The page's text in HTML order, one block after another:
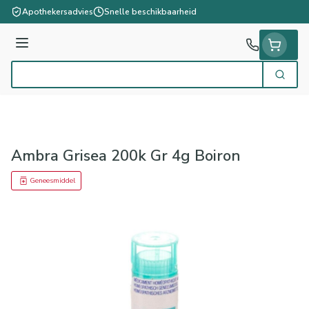
Ga naar de inhoud
Apothekersadvies Snelle beschikbaarheid
Menu
Zoek
Ambra Grisea 200k Gr 4g Boiron
Geneesmiddel